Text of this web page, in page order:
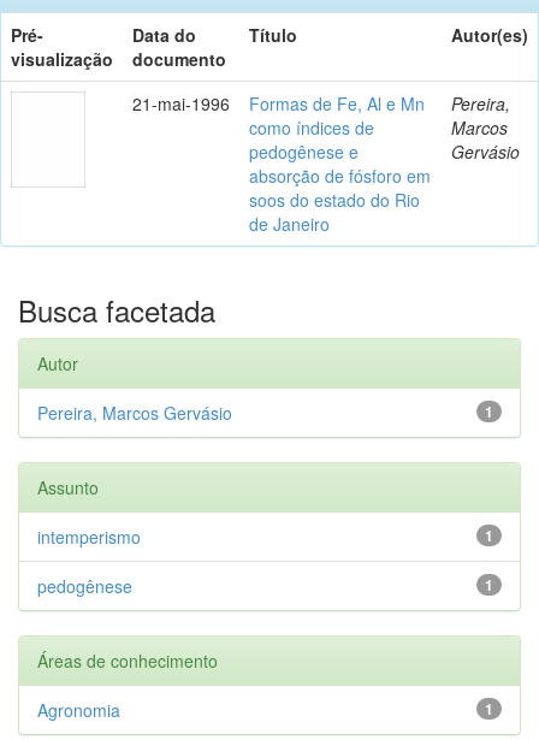
Pré-
visualização
Data do
documento
Título Autor(es)
21-mai-1996
Formas de Fe, Al e Mn
como índices de
pedogênese e
absorção de fósforo em
soos do estado do Rio
de Janeiro
Pereira,
Marcos
Gervásio
Busca facetada
Autor
1
Pereira, Marcos Gervásio
Assunto
1
intemperismo
1
pedogênese
Áreas de conhecimento
1
Agronomia